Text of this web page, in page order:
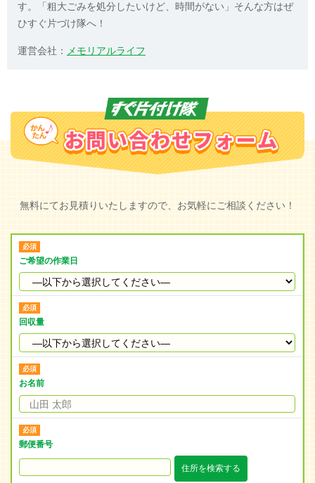
す。「粗大ごみを処分したいけど、時間がない」そんな方はぜ
ひすぐ片づけ隊へ！
運営会社： メモリアルライフ
無料にてお見積りいたしますので、お気軽にご相談ください！
ご希望の作業日
回収量
お名前
郵便番号
住所を検索する